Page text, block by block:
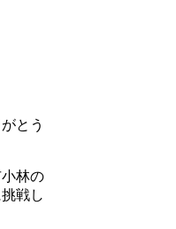
とう
林の
戦し